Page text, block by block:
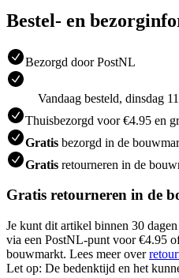
Bestel- en
Bezorgd door PostNL
Vandaag besteld, dinsdag
Thuisbezorgd voor €4.95 en
Gratis bezorgd in de
Gratis retourneren in de
Gratis retourneren in de
Je kunt dit artikel binnen 30
via een PostNL-punt voor €4.95
bouwmarkt. Lees meer over
Let op: De bedenktijd en het